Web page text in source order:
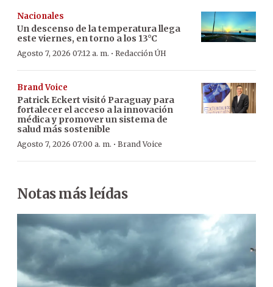
Nacionales
Un descenso de la temperatura llega
este viernes, en torno a los 13°C
Agosto 7, 2026 07:12 a. m. · Redacción ÚH
Brand Voice
Patrick Eckert visitó Paraguay para
fortalecer el acceso a la innovación
médica y promover un sistema de
salud más sostenible
Agosto 7, 2026 07:00 a. m. · Brand Voice
Notas más leídas